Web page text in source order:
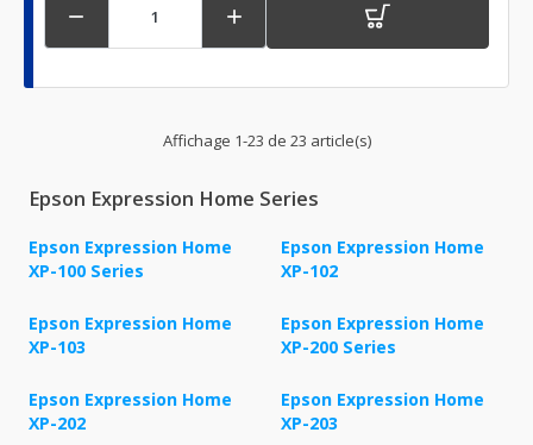
 
Affichage 1-23 de 23 article(s)
Epson Expression Home Series
Epson Expression Home
XP-100 Series
Epson Expression Home
XP-102
Epson Expression Home
XP-103
Epson Expression Home
XP-200 Series
Epson Expression Home
XP-202
Epson Expression Home
XP-203